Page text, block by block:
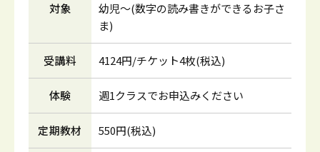
対象
幼児～(数字の読み書きができるお子さ
ま)
受講料 4124円/チケット4枚(税込)
体験 週1クラスでお申込みください
定期教材 550円(税込)